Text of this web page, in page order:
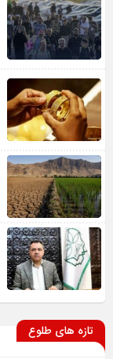
تازه های طلوع